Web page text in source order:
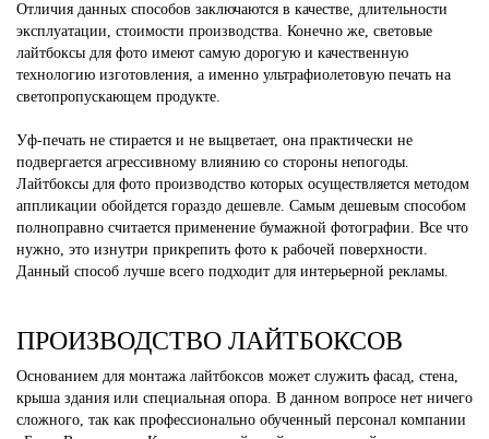
Отличия данных способов заключаются в качестве, длительности
эксплуатации, стоимости производства. Конечно же, световые
лайтбоксы для фото имеют самую дорогую и качественную
технологию изготовления, а именно ультрафиолетовую печать на
светопропускающем продукте.
Уф-печать не стирается и не выцветает, она практически не
подвергается агрессивному влиянию со стороны непогоды.
Лайтбоксы для фото производство которых осуществляется методом
аппликации обойдется гораздо дешевле. Самым дешевым способом
полноправно считается применение бумажной фотографии. Все что
нужно, это изнутри прикрепить фото к рабочей поверхности.
Данный способ лучше всего подходит для интерьерной рекламы.
ПРОИЗВОДСТВО ЛАЙТБОКСОВ
Основанием для монтажа лайтбоксов может служить фасад, стена,
крыша здания или специальная опора. В данном вопросе нет ничего
сложного, так как профессионально обученный персонал компании